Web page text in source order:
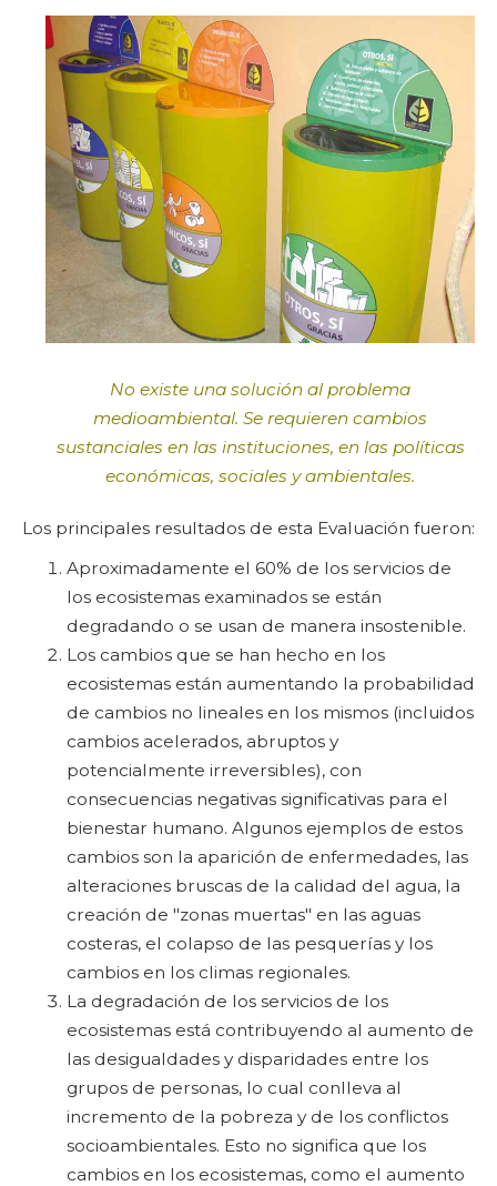
No existe una solución al problema
medioambiental. Se requieren cambios
sustanciales en las instituciones, en las políticas
económicas, sociales y ambientales.
Los principales resultados de esta Evaluación fueron:
Aproximadamente el 60% de los servicios de
los ecosistemas examinados se están
degradando o se usan de manera insostenible.
Los cambios que se han hecho en los
ecosistemas están aumentando la probabilidad
de cambios no lineales en los mismos (incluidos
cambios acelerados, abruptos y
potencialmente irreversibles), con
consecuencias negativas significativas para el
bienestar humano. Algunos ejemplos de estos
cambios son la aparición de enfermedades, las
alteraciones bruscas de la calidad del agua, la
creación de "zonas muertas" en las aguas
costeras, el colapso de las pesquerías y los
cambios en los climas regionales.
La degradación de los servicios de los
ecosistemas está contribuyendo al aumento de
las desigualdades y disparidades entre los
grupos de personas, lo cual conlleva al
incremento de la pobreza y de los conflictos
socioambientales. Esto no significa que los
cambios en los ecosistemas, como el aumento